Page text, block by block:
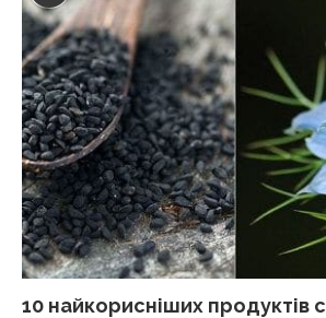
10 найкорисніших продуктів